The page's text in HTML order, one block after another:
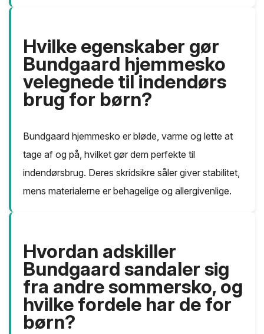
Hvilke egenskaber gør
Bundgaard hjemmesko
velegnede til indendørs
brug for børn?
Bundgaard hjemmesko er bløde, varme og lette at
tage af og på, hvilket gør dem perfekte til
indendørsbrug. Deres skridsikre såler giver stabilitet,
mens materialerne er behagelige og allergivenlige.
Hvordan adskiller
Bundgaard sandaler sig
fra andre sommersko, og
hvilke fordele har de for
børn?